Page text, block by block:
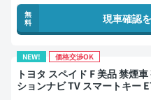
無
料
現車確認
NEW! 価格交渉OK
トヨタ スペイド F 美品 禁煙車 整備記録簿あり 販売店オプ
ションナビ TV スマートキー